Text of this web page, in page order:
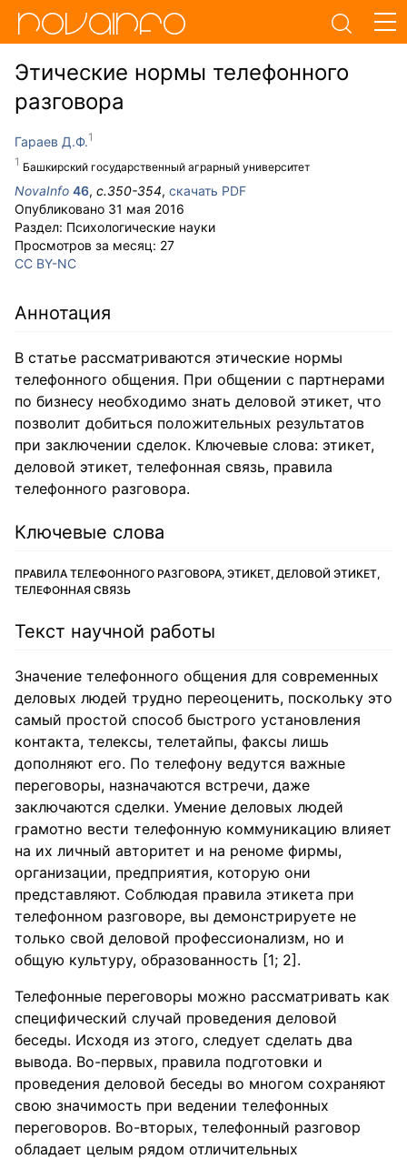
Этические нормы телефонного
разговора
Гараев Д.Ф.
Башкирский государственный аграрный университет
NovaInfo 46, с.350-354, скачать PDF
Опубликовано 31 мая 2016
Раздел: Психологические науки
Просмотров за месяц: 27
CC BY-NC
Аннотация
В статье рассматриваются этические нормы
телефонного общения. При общении с партнерами
по бизнесу необходимо знать деловой этикет, что
позволит добиться положительных результатов
при заключении сделок. Ключевые слова: этикет,
деловой этикет, телефонная связь, правила
телефонного разговора.
Ключевые слова
ПРАВИЛА ТЕЛЕФОННОГО РАЗГОВОРА, ЭТИКЕТ, ДЕЛОВОЙ ЭТИКЕТ,
ТЕЛЕФОННАЯ СВЯЗЬ
Текст научной работы
Значение телефонного общения для современных
деловых людей трудно переоценить, поскольку это
самый простой способ быстрого установления
контакта, телексы, телетайпы, факсы лишь
дополняют его. По телефону ведутся важные
переговоры, назначаются встречи, даже
заключаются сделки. Умение деловых людей
грамотно вести телефонную коммуникацию влияет
на их личный авторитет и на реноме фирмы,
организации, предприятия, которую они
представляют. Соблюдая правила этикета при
телефонном разговоре, вы демонстрируете не
только свой деловой профессионализм, но и
общую культуру, образованность [1; 2].
Телефонные переговоры можно рассматривать как
специфический случай проведения деловой
беседы. Исходя из этого, следует сделать два
вывода. Во-первых, правила подготовки и
проведения деловой беседы во многом сохраняют
свою значимость при ведении телефонных
переговоров. Во-вторых, телефонный разговор
обладает целым рядом отличительных